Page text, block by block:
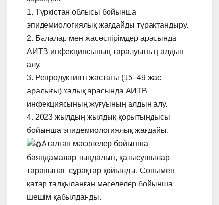
1. Түркістан облысы бойынша
эпидемиологиялық жағдайды тұрақтандыру.
2. Балалар мен жасөспірімдер арасында
АИТВ инфекциясының таралуының алдын
алу.
3. Репродуктивті жастағы (15–49 жас
аралығы) халық арасында АИТВ
инфекциясының жұғуының алдын алу.
4. 2023 жылдың жылдық қорытындысы
бойынша эпидемиологиялық жағдайы.
Аталған мәселелер бойынша
баяндамалар тыңдалып, қатысушылар
тарапынан сұрақтар қойылды. Сонымен
қатар талқыланған мәселелер бойынша
шешім қабылданды.